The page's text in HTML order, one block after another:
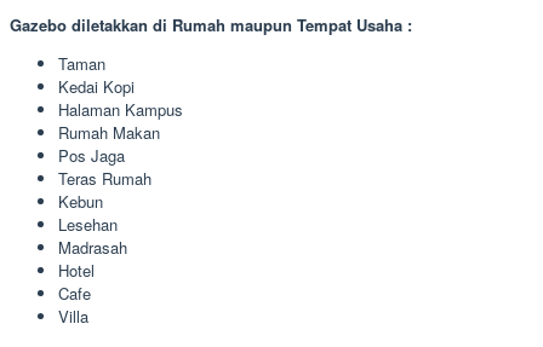
Gazebo diletakkan di Rumah maupun Tempat Usaha :
Taman
Kedai Kopi
Halaman Kampus
Rumah Makan
Pos Jaga
Teras Rumah
Kebun
Lesehan
Madrasah
Hotel
Cafe
Villa